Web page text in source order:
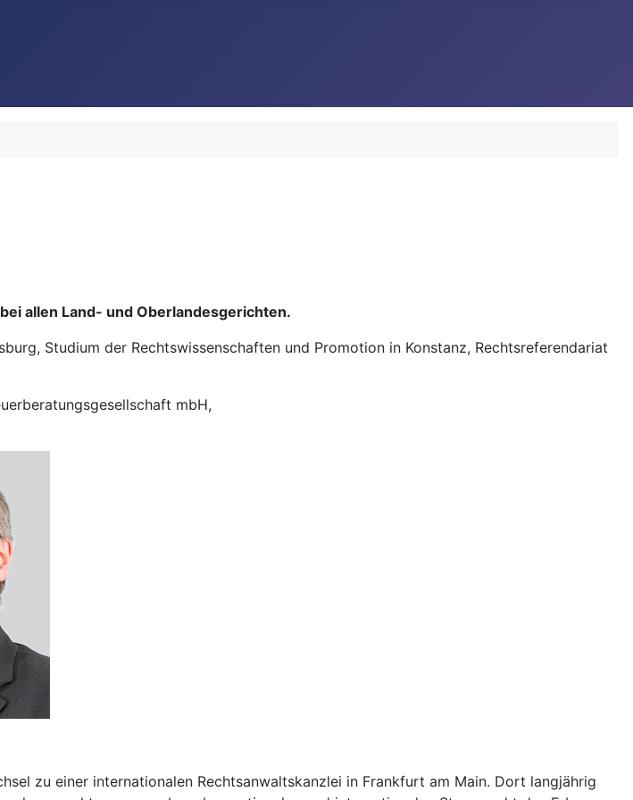
allen Land- und Oberlandesgerichten.
Studium der Rechtswissenschaften und Promotion in Konstanz, Rechtsreferendariat
mbH,
zu einer internationalen Rechtsanwaltskanzlei in Frankfurt am Main. Dort langjährig